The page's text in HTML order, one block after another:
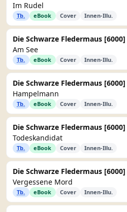
Im Rudel
Tb. eBook Cover Innen-Illu.
Die Schwarze Fledermaus [6000]
Am See
Tb. eBook Cover Innen-Illu.
Die Schwarze Fledermaus [6000]
Hampelmann
Tb. eBook Cover Innen-Illu.
Die Schwarze Fledermaus [6000]
Todeskandidat
Tb. eBook Cover Innen-Illu.
Die Schwarze Fledermaus [6000]
Vergessene Mord
Tb. eBook Cover Innen-Illu.